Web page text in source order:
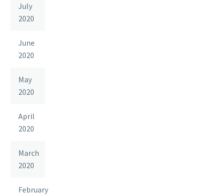
July
2020
June
2020
May
2020
April
2020
March
2020
February